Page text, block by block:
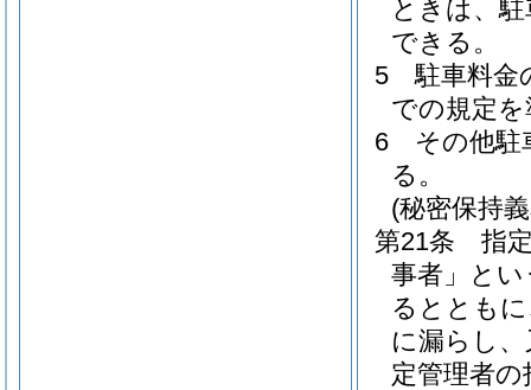
ときは、
できる。
5
駐車料金
での規定
6
その他駐
る。
(秘密保持
第21条
指
事者」とい
るととも
に漏らし
定管理者